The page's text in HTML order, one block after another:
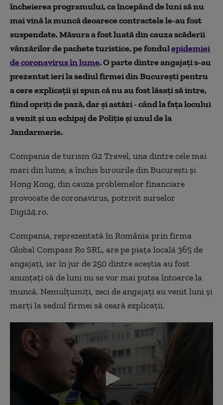
încheierea programului, ca începând de luni să nu
mai vină la muncă deoarece contractele le-au fost
suspendate. Măsura a fost luată din cauza scăderii
vânzărilor de pachete turistice, pe fondulepidemiei
de coronavirus în lume. O parte dintre angajați s-au
prezentat ieri la sediul firmei din București pentru
a cere explicații și spun că nu au fost lăsați să intre,
fiind opriți de pază, dar și astăzi - când la fața locului
a venit și un echipaj de Poliție și unul de la
Jandarmerie.
Compania de turism G2 Travel, una dintre cele mai
mari din lume, a închis birourile din București și
Hong Kong, din cauza problemelor financiare
provocate de coronavirus, potrivit surselor
Digi24.ro.
Compania, reprezentată în România prin firma
Global Compass Ro SRL, are pe piața locală 365 de
angajați, iar în jur de 250 dintre aceștia au fost
anunțați că de luni nu se vor mai putea întoarce la
muncă. Nemulțumiți, zeci de angajați au venit luni și
marți la sediul firmei să ceară explicații.